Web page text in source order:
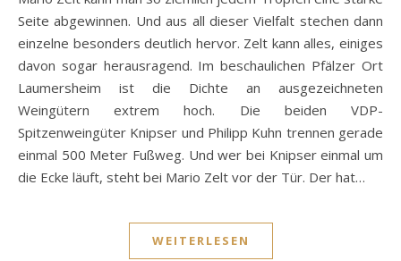
Seite abgewinnen. Und aus all dieser Vielfalt stechen dann
einzelne besonders deutlich hervor. Zelt kann alles, einiges
davon sogar herausragend. Im beschaulichen Pfälzer Ort
Laumersheim ist die Dichte an ausgezeichneten
Weingütern extrem hoch. Die beiden VDP-
Spitzenweingüter Knipser und Philipp Kuhn trennen gerade
einmal 500 Meter Fußweg. Und wer bei Knipser einmal um
die Ecke läuft, steht bei Mario Zelt vor der Tür. Der hat…
WEITERLESEN